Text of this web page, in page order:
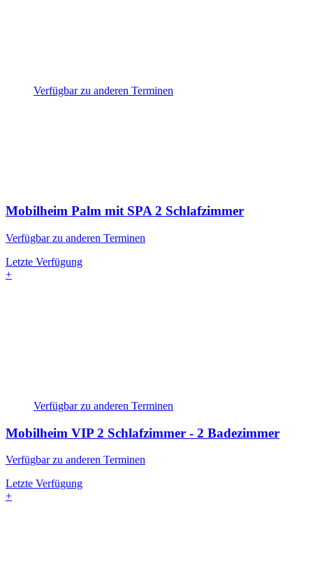
Verfügbar zu anderen Terminen
Mobilheim Palm mit SPA 2 Schlafzimmer
Verfügbar zu anderen Terminen
Letzte Verfügung
+
Verfügbar zu anderen Terminen
Mobilheim VIP 2 Schlafzimmer - 2 Badezimmer
Verfügbar zu anderen Terminen
Letzte Verfügung
+